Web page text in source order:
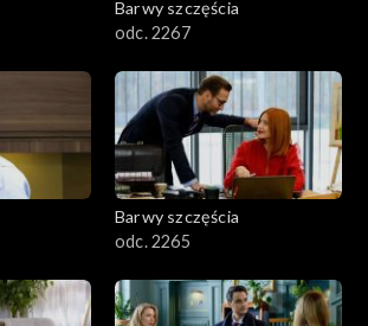
Barwy szczęścia
odc. 2267
Barwy szczęścia
odc. 2265